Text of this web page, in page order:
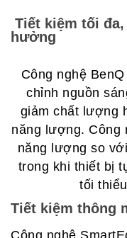
Tiết kiệm tối
hưởng
Công nghệ
chỉnh nguồn
giảm chất lượng
năng lượng. Công
năng lượng so
trong khi thiết bị
tối
Tiết kiệm thông
Công nghệ